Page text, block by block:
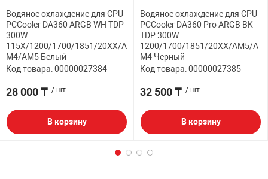
Водяное охлаждение для CPU
PCCooler DA360 ARGB WH TDP
300W
115X/1200/1700/1851/20XX/A
M4/AM5 Белый
Код товара: 00000027384
28 000 ₸ / шт.
В корзину
Водяное охлаждение для CPU
PCCooler DA360 Pro ARGB BK
TDP 300W
1200/1700/1851/20XX/AM5/A
M4 Черный
Код товара: 00000027385
32 500 ₸ / шт.
В корзину